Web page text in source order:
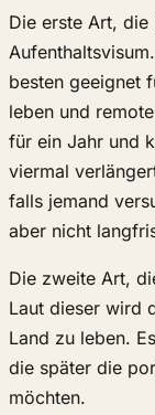
Die erste Art,
besten geeignet
leben und
für ein Jahr und
viermal
falls jemand
aber nicht
Die zweite Art,
Laut dieser wird
Land zu leben.
die später die
möchten.